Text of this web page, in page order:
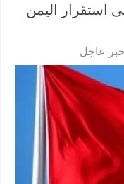
استقرار اليمن
خبر عاجل